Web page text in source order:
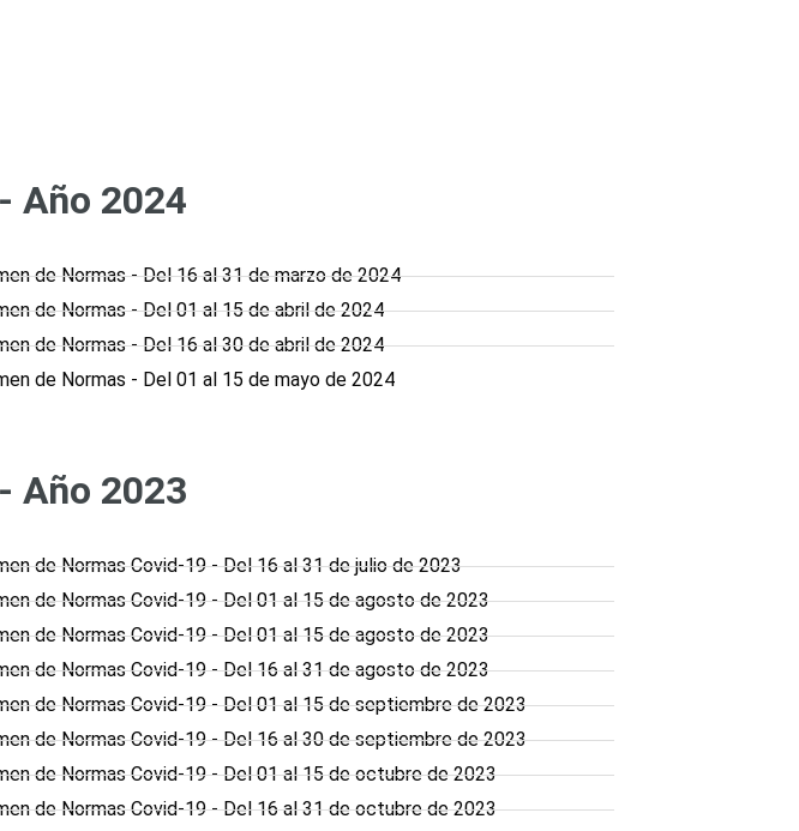
Año 2024
de Normas - Del 16 al 31 de marzo de 2024
de Normas - Del 01 al 15 de abril de 2024
de Normas - Del 16 al 30 de abril de 2024
de Normas - Del 01 al 15 de mayo de 2024
Año 2023
de Normas Covid-19 - Del 16 al 31 de julio de 2023
de Normas Covid-19 - Del 01 al 15 de agosto de 2023
de Normas Covid-19 - Del 01 al 15 de agosto de 2023
de Normas Covid-19 - Del 16 al 31 de agosto de 2023
de Normas Covid-19 - Del 01 al 15 de septiembre de 2023
de Normas Covid-19 - Del 16 al 30 de septiembre de 2023
de Normas Covid-19 - Del 01 al 15 de octubre de 2023
de Normas Covid-19 - Del 16 al 31 de octubre de 2023